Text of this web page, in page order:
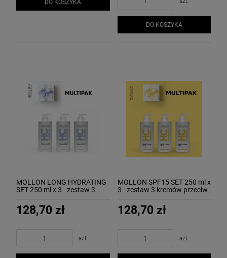
DO KOSZYKA
DO KOSZYKA
MOLLON LONG HYDRATING
SET 250 ml x 3 - zestaw 3
wodoodpornych do rąk
128,70 zł
szt.
MOLLON SPF15 SET 250 ml x
3 - zestaw 3 kremów przeciw
128,70 zł
szt.